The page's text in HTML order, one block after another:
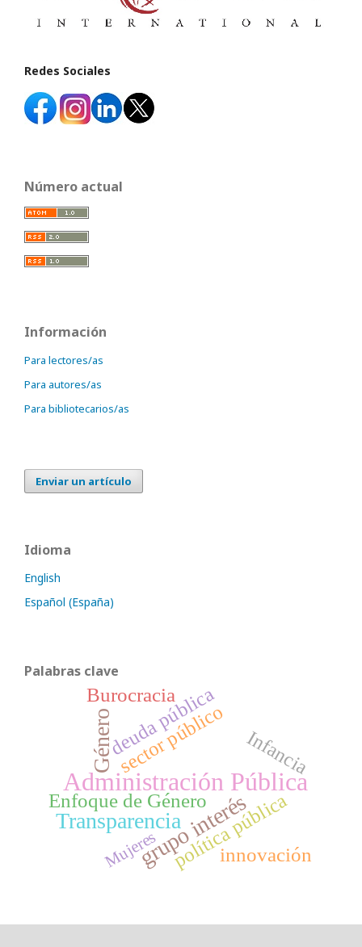
Redes Sociales
Número actual
Información
Para lectores/as
Para autores/as
Para bibliotecarios/as
Enviar un artículo
Idioma
English
Español (España)
Palabras clave
Administración Pública
grupo interés
Transparencia
Género
política pública
Enfoque de Género
sector público Infancia
deuda pública
innovación
Burocracia
Mujeres